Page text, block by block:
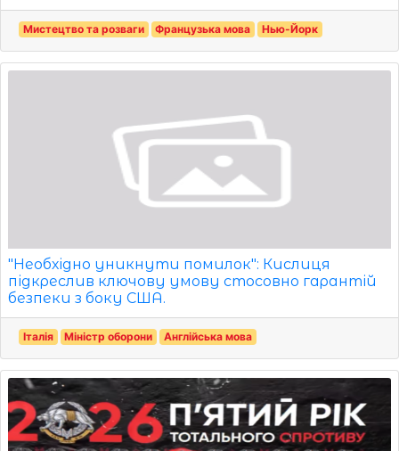
Мистецтво та розваги Французька мова Нью-Йорк
"Необхідно уникнути помилок": Кислиця
підкреслив ключову умову стосовно гарантій
безпеки з боку США.
Італія Міністр оборони Англійська мова